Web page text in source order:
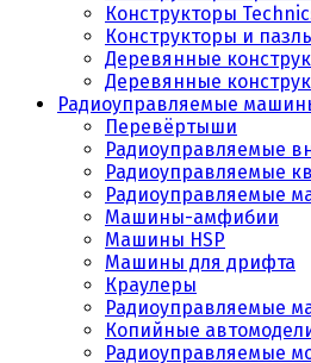
Конструкторы
Конструкторы и
Деревянные
Деревянные
Радиоуправляемые
Перевёртыши
Радиоуправляемые
Радиоуправляемые
Радиоуправляемые
Машины-амфибии
Машины HSP
Машины для дрифта
Краулеры
Радиоуправляемые
Копийные
Радиоуправляемые